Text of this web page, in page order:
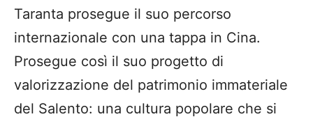
Taranta prosegue il suo percorso
internazionale con una tappa in Cina.
Prosegue così il suo progetto di
valorizzazione del patrimonio immateriale
del Salento: una cultura popolare che si